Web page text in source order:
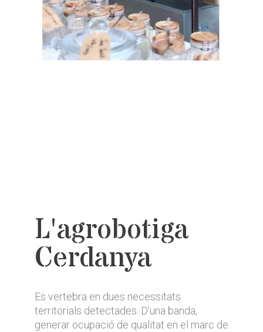
L'agrobotiga
Cerdanya
Es vertebra en dues necessitats
territorials detectades. D’una banda,
generar ocupació de qualitat en el marc de